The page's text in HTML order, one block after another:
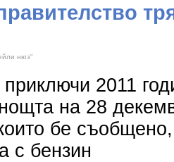
нюз"
2011
на 28
бе
с бензин